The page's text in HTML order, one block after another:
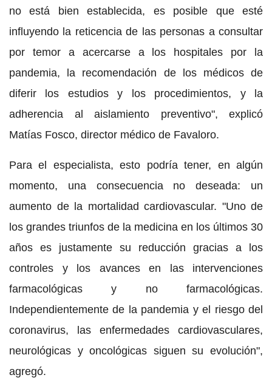
no está bien establecida, es posible que esté
influyendo la reticencia de las personas a consultar
por temor a acercarse a los hospitales por la
pandemia, la recomendación de los médicos de
diferir los estudios y los procedimientos, y la
adherencia al aislamiento preventivo", explicó
Matías Fosco, director médico de Favaloro.
Para el especialista, esto podría tener, en algún
momento, una consecuencia no deseada: un
aumento de la mortalidad cardiovascular. "Uno de
los grandes triunfos de la medicina en los últimos 30
años es justamente su reducción gracias a los
controles y los avances en las intervenciones
farmacológicas y no farmacológicas.
Independientemente de la pandemia y el riesgo del
coronavirus, las enfermedades cardiovasculares,
neurológicas y oncológicas siguen su evolución",
agregó.